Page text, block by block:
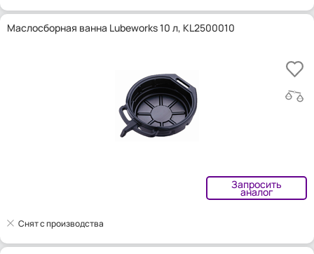
Маслосборная ванна Lubeworks 10 л, KL2500010
Запросить
аналог
Снят с производства